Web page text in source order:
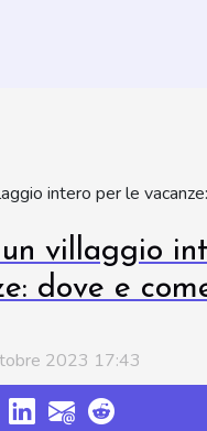
intero per le
villaggio
dove e
2023 17:43